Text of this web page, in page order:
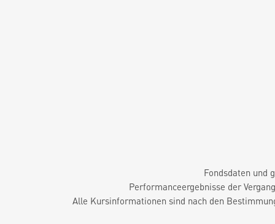
Fondsdaten und
Performanceergebnisse der
Alle Kursinformationen sind nach den